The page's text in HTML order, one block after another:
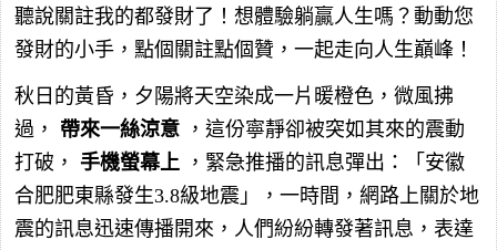
聽說關註我的都發財了！想體驗躺贏人生嗎？動動您
發財的小手，點個關註點個贊，一起走向人生巔峰！
秋日的黃昏，夕陽將天空染成一片暖橙色，微風拂
過， 帶來一絲涼意 ，這份寧靜卻被突如其來的震動
打破， 手機螢幕上 ，緊急推播的訊息彈出：「安徽
合肥肥東縣發生3.8級地震」，一時間，網路上關於地
震的訊息迅速傳播開來，人們紛紛轉發著訊息，表達